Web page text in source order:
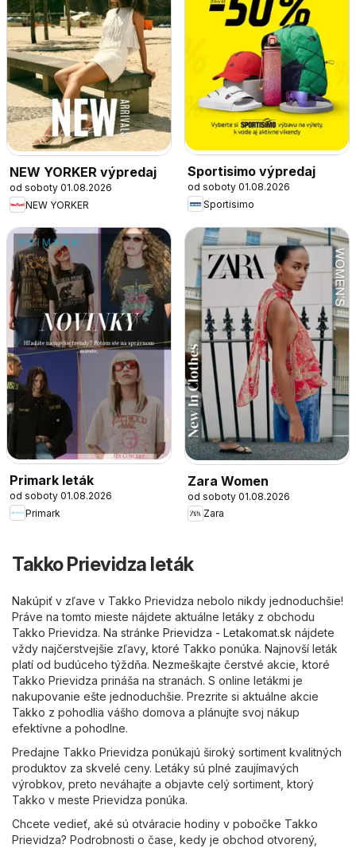
NEW YORKER výpredaj
od soboty 01.08.2026
NEW YORKER
Sportisimo výpredaj
od soboty 01.08.2026
Sportisimo
Primark leták
od soboty 01.08.2026
Primark
Zara Women
od soboty 01.08.2026
Zara
Takko Prievidza leták
Nakúpiť v zľave v Takko Prievidza nebolo nikdy jednoduchšie!
Práve na tomto mieste nájdete aktuálne letáky z obchodu
Takko Prievidza. Na stránke Prievidza - Letakomat.sk nájdete
vždy najčerstvejšie zľavy, ktoré Takko ponúka. Najnovší leták
platí od budúceho týždňa. Nezmeškajte čerstvé akcie, ktoré
Takko Prievidza prináša na stranách. S online letákmi je
nakupovanie ešte jednoduchšie. Prezrite si aktuálne akcie
Takko z pohodlia vášho domova a plánujte svoj nákup
efektívne a pohodlne.
Predajne Takko Prievidza ponúkajú široký sortiment kvalitných
produktov za skvelé ceny. Letáky sú plné zaujímavých
výrobkov, preto neváhajte a objavte celý sortiment, ktorý
Takko v meste Prievidza ponúka.
Chcete vedieť, aké sú otváracie hodiny v pobočke Takko
Prievidza? Podrobnosti o čase, kedy je obchod otvorený,